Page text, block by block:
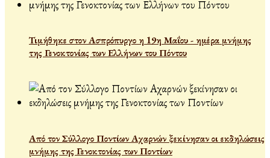
Τιμήθηκε στον Ασπρόπυργο η 19η Μαΐου - ημέρα μνήμης
της Γενοκτονίας των Ελλήνων του Πόντου
Από τον Σύλλογο Ποντίων Αχαρνών ξεκίνησαν οι εκδηλώσεις
μνήμης της Γενοκτονίας των Ποντίων